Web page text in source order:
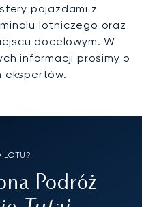
pojazdami z
lotniczego oraz
docelowym. W
informacji prosimy o
ekspertów.
LOTU?
Podróż